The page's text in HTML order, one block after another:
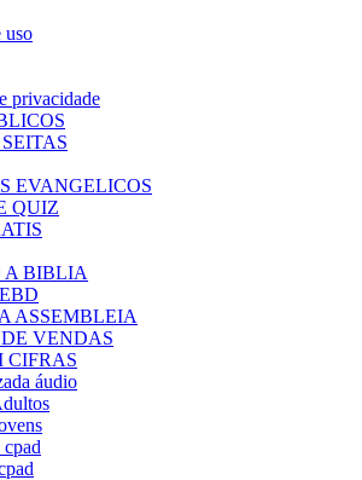
uso
privacidade
EVANGELICOS
QUIZ
A BIBLIA
ASSEMBLEIA
VENDAS
CIFRAS
áudio